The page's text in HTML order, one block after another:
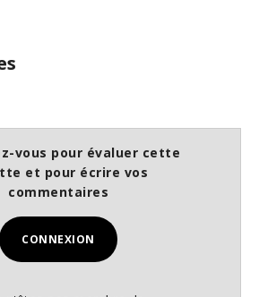
vous pour évaluer cette
et pour écrire vos
commentaires
CONNEXION